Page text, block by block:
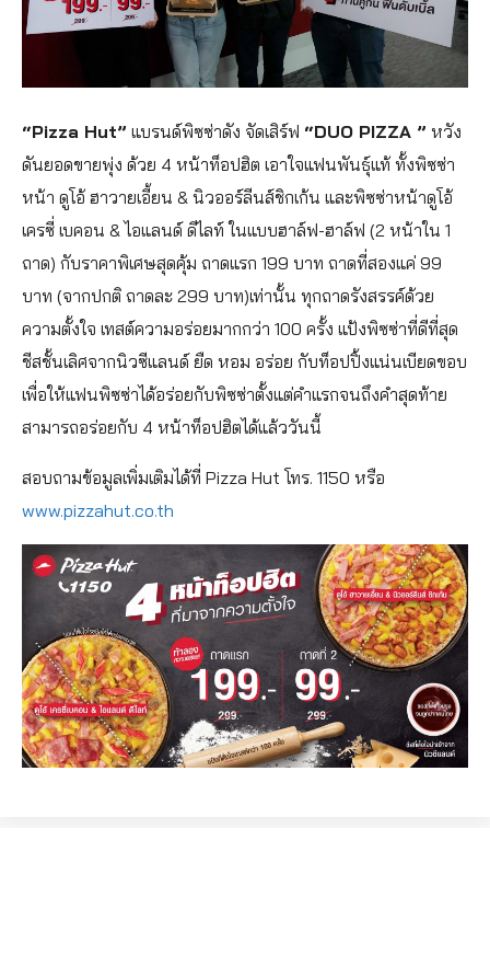
“Pizza Hut” แบรนด์พิซซ่าดัง จัดเสิร์ฟ “DUO PIZZA ” หวัง
ดันยอดขายพุ่ง ด้วย 4 หน้าท็อปฮิต เอาใจแฟนพันธุ์แท้ ทั้งพิซซ่า
หน้า ดูโอ้ ฮาวายเอี้ยน & นิวออร์ลีนส์ชิกเก้น และพิซซ่าหน้าดูโอ้
เครซี่ เบคอน & ไอแลนด์ ดีไลท์ ในแบบฮาล์ฟ-ฮาล์ฟ (2 หน้าใน 1
ถาด) กับราคาพิเศษสุดคุ้ม ถาดแรก 199 บาท ถาดที่สองแค่ 99
บาท (จากปกติ ถาดละ 299 บาท)เท่านั้น ทุกถาดรังสรรค์ด้วย
ความตั้งใจ เทสต์ความอร่อยมากกว่า 100 ครั้ง แป้งพิซซ่าที่ดีที่สุด
ชีสชั้นเลิศจากนิวซีแลนด์ ยืด หอม อร่อย กับท็อปปิ้งแน่นเบียดขอบ
เพื่อให้แฟนพิซซ่าได้อร่อยกับพิซซ่าตั้งแต่คำแรกจนถึงคำสุดท้าย
สามารถอร่อยกับ 4 หน้าท็อปฮิตได้แล้ววันนี้
สอบถามข้อมูลเพิ่มเติมได้ที่ Pizza Hut โทร. 1150 หรือ
www.pizzahut.co.th